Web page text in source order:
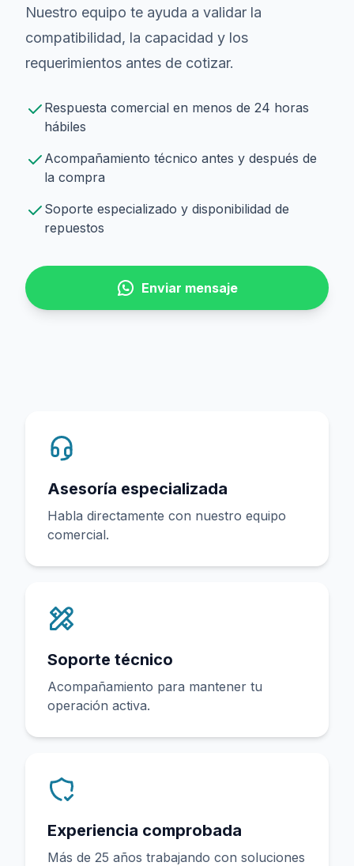
Nuestro equipo te ayuda a validar la
compatibilidad, la capacidad y los
requerimientos antes de cotizar.
Respuesta comercial en menos de 24 horas
hábiles
Acompañamiento técnico antes y después de
la compra
Soporte especializado y disponibilidad de
repuestos
Enviar mensaje
Asesoría especializada
Habla directamente con nuestro equipo
comercial.
Soporte técnico
Acompañamiento para mantener tu
operación activa.
Experiencia comprobada
Más de 25 años trabajando con soluciones